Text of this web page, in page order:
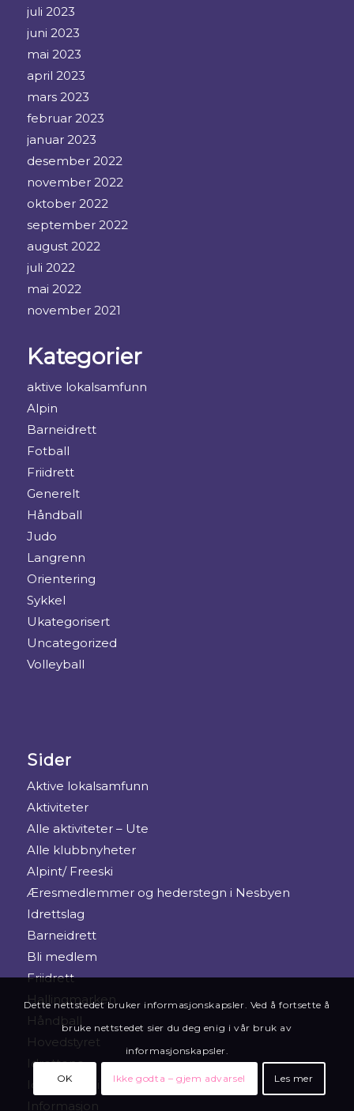
juli 2023
juni 2023
mai 2023
april 2023
mars 2023
februar 2023
januar 2023
desember 2022
november 2022
oktober 2022
september 2022
august 2022
juli 2022
mai 2022
november 2021
Kategorier
aktive lokalsamfunn
Alpin
Barneidrett
Fotball
Friidrett
Generelt
Håndball
Judo
Langrenn
Orientering
Sykkel
Ukategorisert
Uncategorized
Volleyball
Sider
Aktive lokalsamfunn
Aktiviteter
Alle aktiviteter – Ute
Alle klubbnyheter
Alpint/ Freeski
Æresmedlemmer og hederstegn i Nesbyen
Idrettslag
Barneidrett
Bli medlem
Friidrett
Hallingmarken
Håndball
Hovedstyret
Idrettene
Idrettene – ikoner
Informasjon
Dette nettstedet bruker informasjonskapsler. Ved å fortsette å
bruke nettstedet sier du deg enig i vår bruk av
informasjonskapsler.
OK Ikke godta – gjem advarsel Les mer